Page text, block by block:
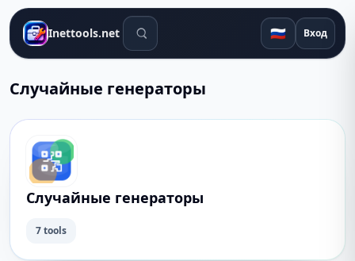
Inettools.net Поиск инструментов 🇷🇺 Вход
Случайные генераторы
Случайные генераторы
7 tools